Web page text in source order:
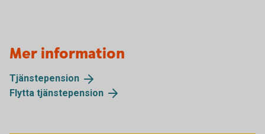
Mer information
Tjänstepension
Flytta tjänstepension